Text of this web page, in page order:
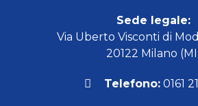
Sede legale:
Via Uberto Visconti di
20122 Milano
Telefono: 0161